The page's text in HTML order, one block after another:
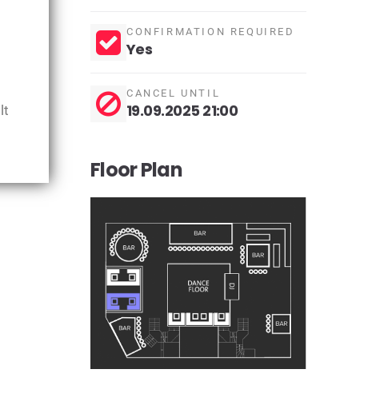
CONFIRMATION REQUIRED
Yes
CANCEL UNTIL
19.09.2025 21:00
Floor Plan